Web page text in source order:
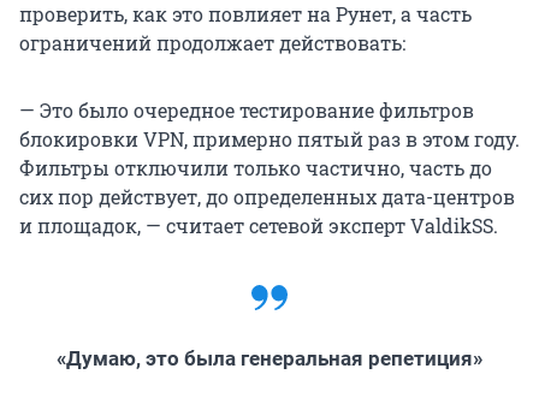
проверить, как это повлияет на Рунет, а часть
ограничений продолжает действовать:
— Это было очередное тестирование фильтров
блокировки VPN, примерно пятый раз в этом году.
Фильтры отключили только частично, часть до
сих пор действует, до определенных дата-центров
и площадок, — считает сетевой эксперт ValdikSS.
«Думаю, это была генеральная репетиция»